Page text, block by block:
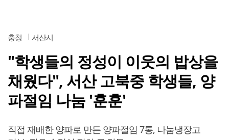
충청 서산시
"학생들의 정성이 이웃의 밥상을
채웠다", 서산 고북중 학생들, 양
파절임 나눔 '훈훈'
직접 재배한 양파로 만든 양파절임 7통, 나눔냉장고